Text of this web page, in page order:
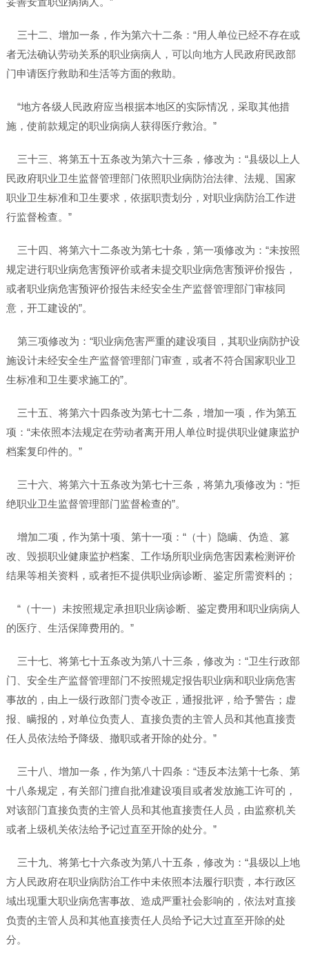
三十二、增加一条，作为第六十二条：“用人单位已经不存在或
者无法确认劳动关系的职业病病人，可以向地方人民政府民政部
门申请医疗救助和生活等方面的救助。
“地方各级人民政府应当根据本地区的实际情况，采取其他措
施，使前款规定的职业病病人获得医疗救治。”
三十三、将第五十五条改为第六十三条，修改为：“县级以上人
民政府职业卫生监督管理部门依照职业病防治法律、法规、国家
职业卫生标准和卫生要求，依据职责划分，对职业病防治工作进
行监督检查。”
三十四、将第六十二条改为第七十条，第一项修改为：“未按照
规定进行职业病危害预评价或者未提交职业病危害预评价报告，
或者职业病危害预评价报告未经安全生产监督管理部门审核同
意，开工建设的”。
第三项修改为：“职业病危害严重的建设项目，其职业病防护设
施设计未经安全生产监督管理部门审查，或者不符合国家职业卫
生标准和卫生要求施工的”。
三十五、将第六十四条改为第七十二条，增加一项，作为第五
项：“未依照本法规定在劳动者离开用人单位时提供职业健康监护
档案复印件的。”
三十六、将第六十五条改为第七十三条，将第九项修改为：“拒
绝职业卫生监督管理部门监督检查的”。
增加二项，作为第十项、第十一项：“（十）隐瞒、伪造、篡
改、毁损职业健康监护档案、工作场所职业病危害因素检测评价
结果等相关资料，或者拒不提供职业病诊断、鉴定所需资料的；
“（十一）未按照规定承担职业病诊断、鉴定费用和职业病病人
的医疗、生活保障费用的。”
三十七、将第七十五条改为第八十三条，修改为：“卫生行政部
门、安全生产监督管理部门不按照规定报告职业病和职业病危害
事故的，由上一级行政部门责令改正，通报批评，给予警告；虚
报、瞒报的，对单位负责人、直接负责的主管人员和其他直接责
任人员依法给予降级、撤职或者开除的处分。”
三十八、增加一条，作为第八十四条：“违反本法第十七条、第
十八条规定，有关部门擅自批准建设项目或者发放施工许可的，
对该部门直接负责的主管人员和其他直接责任人员，由监察机关
或者上级机关依法给予记过直至开除的处分。”
三十九、将第七十六条改为第八十五条，修改为：“县级以上地
方人民政府在职业病防治工作中未依照本法履行职责，本行政区
域出现重大职业病危害事故、造成严重社会影响的，依法对直接
负责的主管人员和其他直接责任人员给予记大过直至开除的处
分。